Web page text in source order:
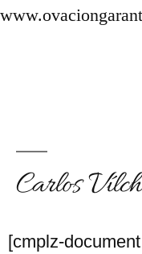
Carlos
[cmplz-